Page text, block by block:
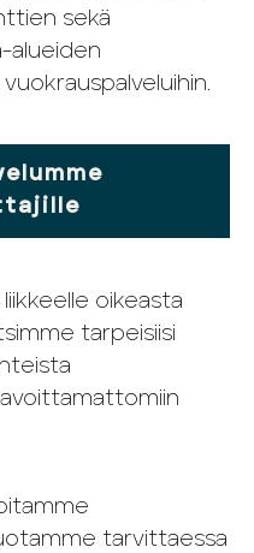
sekä
alueiden
oikeasta
tarpeisiisi
tarvittaessa